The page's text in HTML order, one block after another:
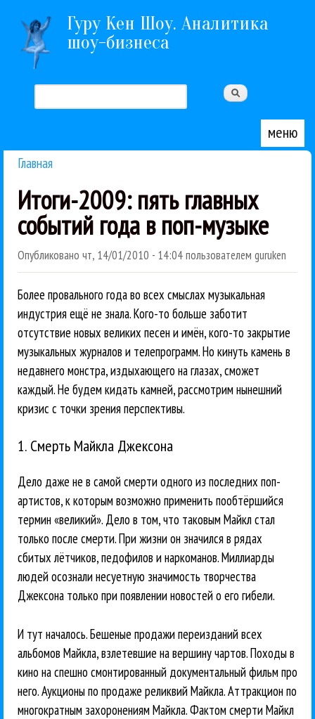
Перейти к основному содержанию
Гуру Кен Шоу. Аналитика
шоу-бизнеса
Форма поиска
меню
Главная
Итоги-2009: пять главных
событий года в поп-музыке
Опубликовано чт, 14/01/2010 - 14:04пользователем guruken
Более провального года во всех смыслах музыкальная
индустрия ещё не знала. Кого-то больше заботит
отсутствие новых великих песен и имён, кого-то закрытие
музыкальных журналов и телепрограмм. Но кинуть камень в
недавнего монстра, издыхающего на глазах, сможет
каждый. Не будем кидать камней, рассмотрим нынешний
кризис с точки зрения перспективы.
1. Смерть Майкла Джексона
Дело даже не в самой смерти одного из последних поп-
артистов, к которым возможно применить пообтёршийся
термин «великий». Дело в том, что таковым Майкл стал
только после смерти. При жизни он значился в рядах
сбитых лётчиков, педофилов и наркоманов. Миллиарды
людей осознали несуетную значимость творчества
Джексона только при появлении новостей о его гибели.
И тут началось. Бешеные продажи переизданий всех
альбомов Майкла, взлетевшие на вершину чартов. Походы в
кино на спешно смонтированный документальный фильм про
него. Аукционы по продаже реликвий Майкла. Аттракцион по
многократным захоронениям Майкла. Фактом смерти Майкл